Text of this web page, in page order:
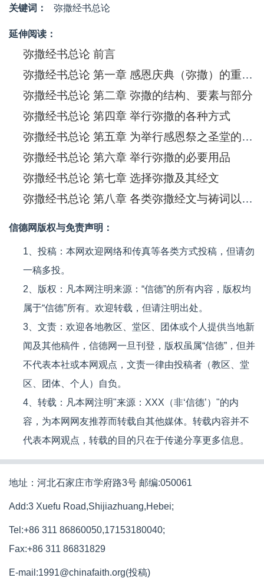
关键词： 弥撒经书总论
延伸阅读：
弥撒经书总论 前言
弥撒经书总论 第一章 感恩庆典（弥撒）的重要与崇高
弥撒经书总论 第二章 弥撒的结构、要素与部分
弥撒经书总论 第四章 举行弥撒的各种方式
弥撒经书总论 第五章 为举行感恩祭之圣堂的布置与装饰
弥撒经书总论 第六章 举行弥撒的必要用品
弥撒经书总论 第七章 选择弥撒及其经文
弥撒经书总论 第八章 各类弥撒经文与祷词以及追思弥撒
信德网版权与免责声明：
1、投稿：本网欢迎网络和传真等各类方式投稿，但请勿
一稿多投。
2、版权：凡本网注明来源：“信德”的所有内容，版权均
属于“信德”所有。欢迎转载，但请注明出处。
3、文责：欢迎各地教区、堂区、团体或个人提供当地新
闻及其他稿件，信德网一旦刊登，版权虽属“信德”，但并
不代表本社或本网观点，文责一律由投稿者（教区、堂
区、团体、个人）自负。
4、转载：凡本网注明"来源：XXX（非‘信德’）"的内
容，为本网网友推荐而转载自其他媒体。转载内容并不
代表本网观点，转载的目的只在于传递分享更多信息。
地址：河北石家庄市学府路3号 邮编:050061
Add:3 Xuefu Road,Shijiazhuang,Hebei;
Tel:+86 311 86860050,17153180040;
Fax:+86 311 86831829
E-mail:1991@chinafaith.org(投稿)